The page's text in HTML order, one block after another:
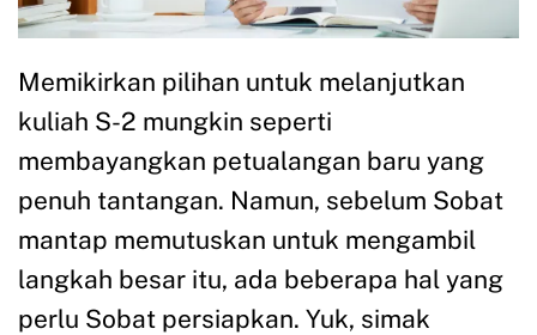
Memikirkan pilihan untuk melanjutkan
kuliah S-2 mungkin seperti
membayangkan petualangan baru yang
penuh tantangan. Namun, sebelum Sobat
mantap memutuskan untuk mengambil
langkah besar itu, ada beberapa hal yang
perlu Sobat persiapkan. Yuk, simak